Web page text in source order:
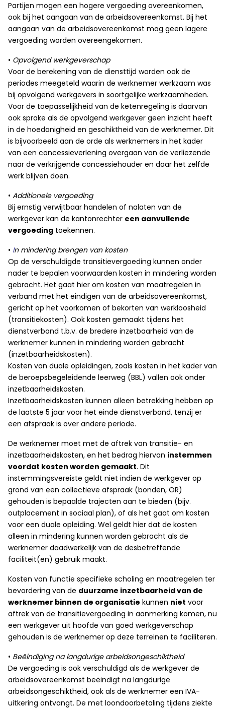
Partijen mogen een hogere vergoeding overeenkomen,
ook bij het aangaan van de arbeidsovereenkomst. Bij het
aangaan van de arbeidsovereenkomst mag geen lagere
vergoeding worden overeengekomen.
• Opvolgend werkgeverschap
Voor de berekening van de diensttijd worden ook de
periodes meegeteld waarin de werknemer werkzaam was
bij opvolgend werkgevers in soortgelijke werkzaamheden.
Voor de toepasselijkheid van de ketenregeling is daarvan
ook sprake als de opvolgend werkgever geen inzicht heeft
in de hoedanigheid en geschiktheid van de werknemer. Dit
is bijvoorbeeld aan de orde als werknemers in het kader
van een concessieverlening overgaan van de verliezende
naar de verkrijgende concessiehouder en daar het zelfde
werk blijven doen.
• Additionele vergoeding
Bij ernstig verwijtbaar handelen of nalaten van de
werkgever kan de kantonrechter een aanvullende
vergoeding toekennen.
• In mindering brengen van kosten
Op de verschuldigde transitievergoeding kunnen onder
nader te bepalen voorwaarden kosten in mindering worden
gebracht. Het gaat hier om kosten van maatregelen in
verband met het eindigen van de arbeidsovereenkomst,
gericht op het voorkomen of bekorten van werkloosheid
(transitiekosten). Ook kosten gemaakt tijdens het
dienstverband t.b.v. de bredere inzetbaarheid van de
werknemer kunnen in mindering worden gebracht
(inzetbaarheidskosten).
Kosten van duale opleidingen, zoals kosten in het kader van
de beroepsbegeleidende leerweg (BBL) vallen ook onder
inzetbaarheidskosten.
Inzetbaarheidskosten kunnen alleen betrekking hebben op
de laatste 5 jaar voor het einde dienstverband, tenzij er
een afspraak is over andere periode.
De werknemer moet met de aftrek van transitie- en
inzetbaarheidskosten, en het bedrag hiervan instemmen
voordat kosten worden gemaakt. Dit
instemmingsvereiste geldt niet indien de werkgever op
grond van een collectieve afspraak (bonden, OR)
gehouden is bepaalde trajecten aan te bieden (bijv.
outplacement in sociaal plan), of als het gaat om kosten
voor een duale opleiding. Wel geldt hier dat de kosten
alleen in mindering kunnen worden gebracht als de
werknemer daadwerkelijk van de desbetreffende
faciliteit(en) gebruik maakt.
Kosten van functie specifieke scholing en maatregelen ter
bevordering van de duurzame inzetbaarheid van de
werknemer binnen de organisatie kunnen niet voor
aftrek van de transitievergoeding in aanmerking komen, nu
een werkgever uit hoofde van goed werkgeverschap
gehouden is de werknemer op deze terreinen te faciliteren.
• Beëindiging na langdurige arbeidsongeschiktheid
De vergoeding is ook verschuldigd als de werkgever de
arbeidsovereenkomst beëindigt na langdurige
arbeidsongeschiktheid, ook als de werknemer een IVA-
uitkering ontvangt. De met loondoorbetaling tijdens ziekte